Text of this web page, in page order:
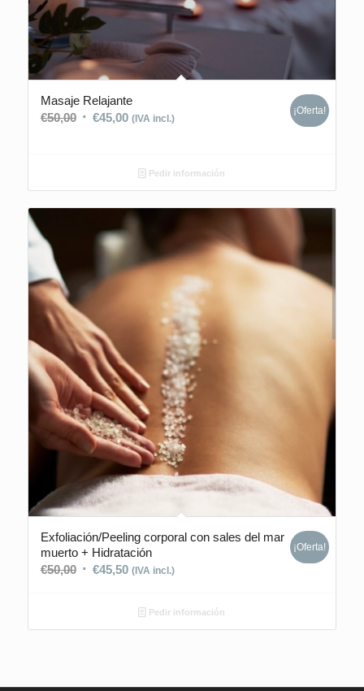
Masaje Relajante
€50,00 €45,00 (IVA incl.)
¡Oferta!
Pedir información
Exfoliación/Peeling corporal con sales del mar
muerto + Hidratación
€50,00 €45,50 (IVA incl.)
¡Oferta!
Pedir información